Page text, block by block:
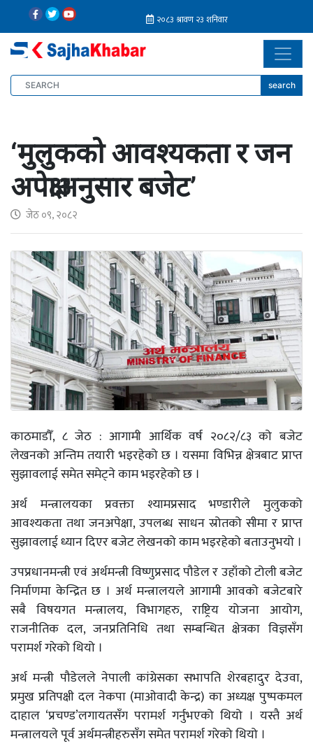
search
‘मुलुकको आवश्यकता र जन
अपेक्षाअनुसार बजेट’
जेठ ०९, २०८२
काठमाडौँ, ८ जेठ : आगामी आर्थिक वर्ष २०८२/८३ को बजेट
लेखनको अन्तिम तयारी भइरहेको छ । यसमा विभिन्न क्षेत्रबाट प्राप्त
सुझावलाई समेत समेट्ने काम भइरहेको छ ।
अर्थ मन्त्रालयका प्रवक्ता श्यामप्रसाद भण्डारीले मुलुकको
आवश्यकता तथा जनअपेक्षा, उपलब्ध साधन स्रोतको सीमा र प्राप्त
सुझावलाई ध्यान दिएर बजेट लेखनको काम भइरहेको बताउनुभयो ।
उपप्रधानमन्त्री एवं अर्थमन्त्री विष्णुप्रसाद पौडेल र उहाँको टोली बजेट
निर्माणमा केन्द्रित छ । अर्थ मन्त्रालयले आगामी आवको बजेटबारे
सबै विषयगत मन्त्रालय, विभागहरु, राष्ट्रिय योजना आयोग,
राजनीतिक दल, जनप्रतिनिधि तथा सम्बन्धित क्षेत्रका विज्ञसँग
परामर्श गरेको थियो ।
अर्थ मन्त्री पौडेलले नेपाली कांग्रेसका सभापति शेरबहादुर देउवा,
प्रमुख प्रतिपक्षी दल नेकपा (माओवादी केन्द्र) का अध्यक्ष पुष्पकमल
दाहाल ‘प्रचण्ड’लगायतसँग परामर्श गर्नुभएको थियो । यस्तै अर्थ
मन्त्रालयले पूर्व अर्थमन्त्रीहरुसँग समेत परामर्श गरेको थियो ।